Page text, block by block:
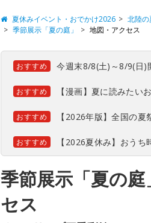
夏休みイベント・おでかけ2026 北陸の
季節展示「夏の庭」
地図・アクセス
おすすめ 今週末8/8(土)～8/9(日)
おすすめ 【漫画】夏に読みたい
おすすめ 【2026年版】全国の
おすすめ 【2026夏休み】おう
季節展示「夏の
セス